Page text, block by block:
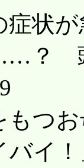
が急
の
母
」